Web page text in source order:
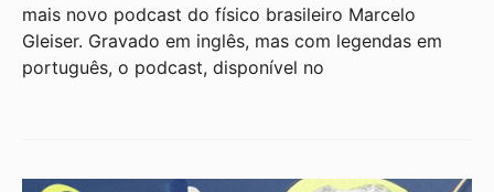
mais novo podcast do físico brasileiro Marcelo
Gleiser. Gravado em inglês, mas com legendas em
português, o podcast, disponível no